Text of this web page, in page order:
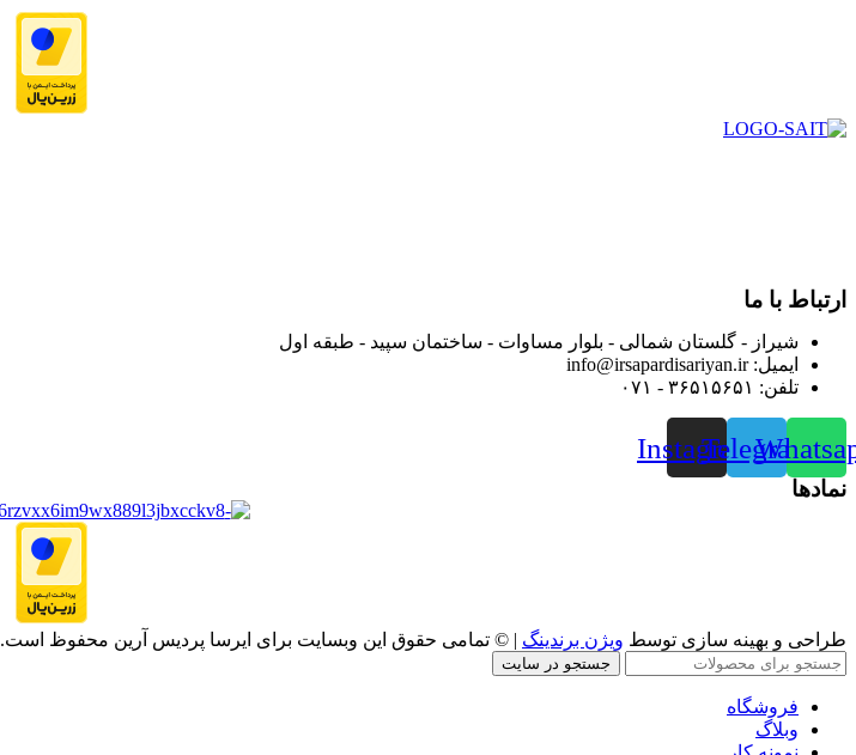
ارتباط با ما
شیراز - گلستان شمالی - بلوار مساوات - ساختمان سپید - طبقه اول
ایمیل: info@irsapardisariyan.ir
تلفن: ۳۶۵۱۵۶۵۱ - ۰۷۱
Telegram
Instagram
نمادها
طراحی و بهینه سازی توسط ویژن برندینگ | © تمامی حقوق این وبسایت برای ایرسا پردیس آرین محفوظ است.
جستجو در سایت
فروشگاه
وبلاگ